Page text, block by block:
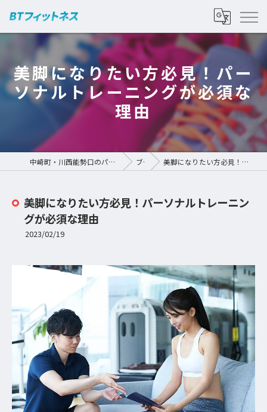
美脚になりたい方必見！パー
ソナルトレーニングが必須な
理由
中崎町・川西能勢口のパーソナルジムなら | BTフィットネス ブログ 美脚になりたい方必見！パーソナルトレーニングが必須な理由
美脚になりたい方必見！パーソナルトレーニン
グが必須な理由
2023/02/19